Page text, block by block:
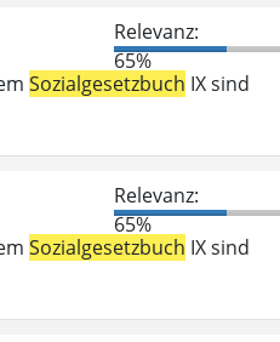
Relevanz:
65%
Sozialgesetzbuch IX sind
Relevanz:
65%
Sozialgesetzbuch IX sind